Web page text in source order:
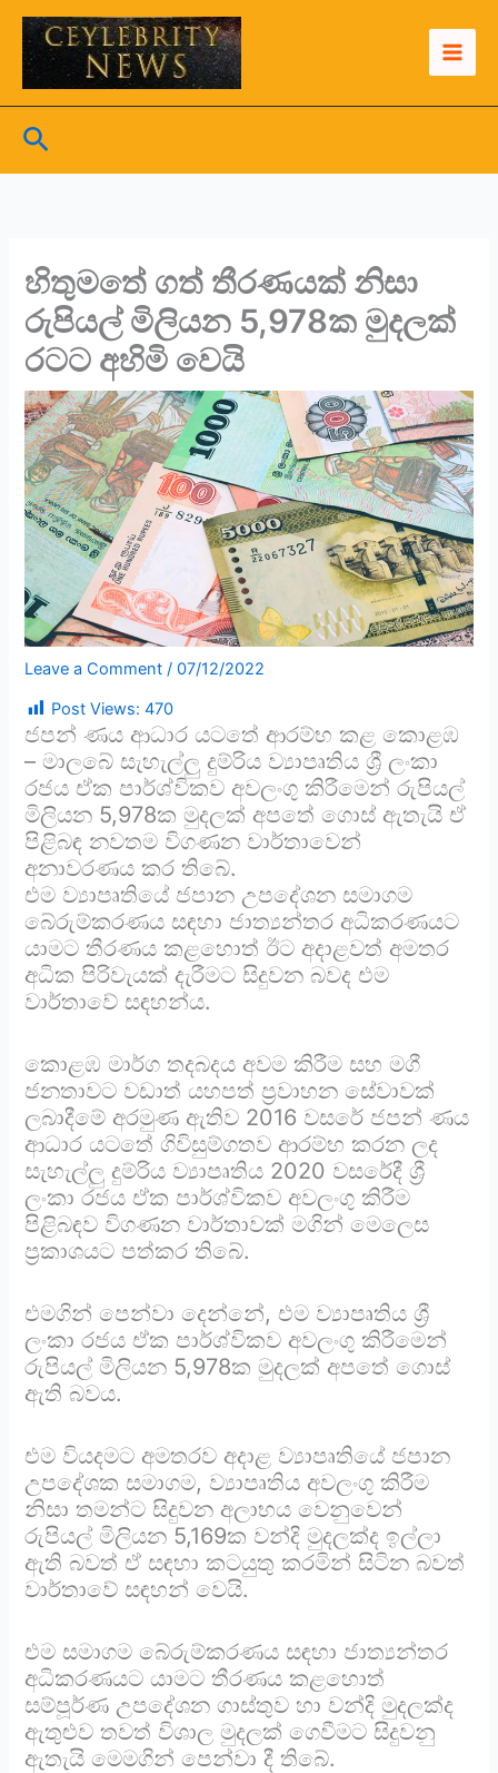
Skip
content
Search
හිතුමතේ ගත් තීරණයක් නිසා
රුපියල් මිලියන 5,978ක මුදලක්
රටට අහිමි වෙයි
Leave a Comment /07/12/2022
Post Views: 470
ජපන් ණය ආධාර යටතේ ආරම්භ කළ කොළඹ
– මාලබේ සැහැල්ලු දුම්රිය ව්‍යාපෘතිය ශ්‍රී ලංකා
රජය ඒක පාර්ශ්විකව අවලංගු කිරීමෙන් රුපියල්
මිලියන 5,978ක මුදලක් අපතේ ගොස් ඇතැයි ඒ
පිළිබඳ නවතම විගණන වාර්තාවෙන්
අනාවරණය කර තිබේ.
එම ව්‍යාපෘතියේ ජපාන උපදේශන සමාගම
බේරුම්කරණය සඳහා ජාත්‍යන්තර අධිකරණයට
යාමට තීරණය කළහොත් ඊට අදාළවත් අමතර
අධික පිරිවැයක් දැරීමට සිදුවන බවද එම
වාර්තාවේ සඳහන්ය.
කොළඹ මාර්ග තදබදය අවම කිරීම සහ මගී
ජනතාවට වඩාත් යහපත් ප්‍රවාහන සේවාවක්
ලබාදීමේ අරමුණ ඇතිව 2016 වසරේ ජපන් ණය
ආධාර යටතේ ගිවිසුම්ගතව ආරම්භ කරන ලද
සැහැල්ලු දුම්රිය ව්‍යාපෘතිය 2020 වසරේදී ශ්‍රී
ලංකා රජය ඒක පාර්ශ්විකව අවලංගු කිරීම
පිළිබඳව විගණන වාර්තාවක් මගින් මෙලෙස
ප්‍රකාශයට පත්කර තිබේ.
එමගින් පෙන්වා දෙන්නේ, එම ව්‍යාපෘතිය ශ්‍රී
ලංකා රජය ඒක පාර්ශ්විකව අවලංගු කිරීමෙන්
රුපියල් මිලියන 5,978ක මුදලක් අපතේ ගොස්
ඇති බවය.
එම වියදමට අමතරව අදාළ ව්‍යාපෘතියේ ජපාන
උපදේශක සමාගම, ව්‍යාපෘතිය අවලංගු කිරීම
නිසා තමන්ට සිදුවන අලාභය වෙනුවෙන්
රුපියල් මිලියන 5,169ක වන්දි මුදලක්ද ඉල්ලා
ඇති බවත් ඒ සඳහා කටයුතු කරමින් සිටින බවත්
වාර්තාවේ සඳහන් වෙයි.
එම සමාගම බේරුම්කරණය සඳහා ජාත්‍යන්තර
අධිකරණයට යාමට තීරණය කළහොත්
සම්පූර්ණ උපදේශන ගාස්තුව හා වන්දි මුදලක්ද
ඇතුළුව තවත් විශාල මුදලක් ගෙවීමට සිදුවනු
ඇතැයි මෙමගින් පෙන්වා දී තිබේ.